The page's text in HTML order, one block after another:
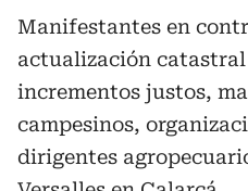
Manifestantes en
actualización
incrementos justos,
campesinos,
dirigentes